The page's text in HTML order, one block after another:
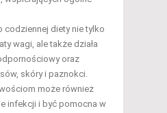
codziennej diety nie tylko
wagi, ale także działa
oraz
skóry i paznokci.
może również
infekcji i być pomocna w